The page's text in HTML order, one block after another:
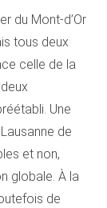
du Mont-d’Or
tous deux
celle de la
Une
de
et non,
globale. À la
de